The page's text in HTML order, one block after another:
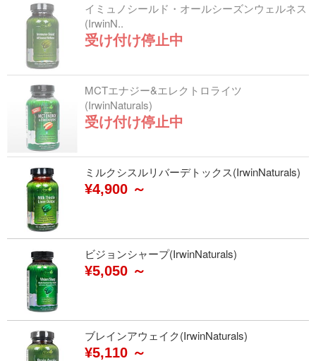
イミュノシールド・オールシーズンウェルネス
(IrwinN..
受け付け停止中
MCTエナジー&エレクトロライツ
(IrwinNaturals)
受け付け停止中
ミルクシスルリバーデトックス(IrwinNaturals)
¥4,900 ～
ビジョンシャープ(IrwinNaturals)
¥5,050 ～
ブレインアウェイク(IrwinNaturals)
¥5,110 ～